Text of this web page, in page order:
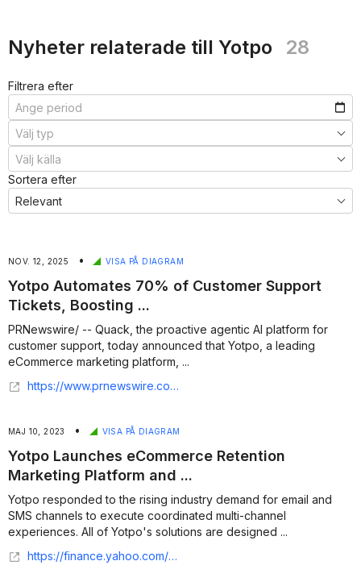
Nyheter relaterade till Yotpo 28
Filtrera efter
Sortera efter
NOV. 12, 2025 • VISA PÅ DIAGRAM
Yotpo Automates 70% of Customer Support
Tickets, Boosting ...
PRNewswire/ -- Quack, the proactive agentic AI platform for
customer support, today announced that Yotpo, a leading
eCommerce marketing platform, ...
https://www.prnewswire.com/il/news-releases/yotpo-automates-70-of-customer-support-tickets-boosting-efficiency-with-quacks-proactive-agentic-ai-platform-302613000.html
MAJ 10, 2023 • VISA PÅ DIAGRAM
Yotpo Launches eCommerce Retention
Marketing Platform and ...
Yotpo responded to the rising industry demand for email and
SMS channels to execute coordinated multi-channel
experiences. All of Yotpo's solutions are designed ...
https://finance.yahoo.com/news/yotpo-launches-ecommerce-retention-marketing-133000210.html